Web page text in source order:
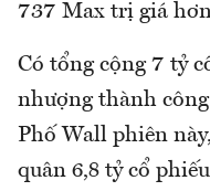
737 Max trị giá
Có tổng cộng 7 tỷ
nhượng thành
Phố Wall phiên
quân 6,8 tỷ cổ